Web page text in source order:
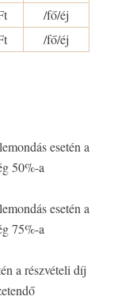
/fő/éj
/fő/éj
esetén a
50%-a
esetén a
75%-a
a részvételi díj